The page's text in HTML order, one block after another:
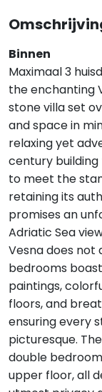
Binnen
Maximaal 3
the enchanting
stone villa set
and space in
relaxing yet
century
to meet the
retaining its
promises an
Adriatic Sea
Vesna does not
bedrooms
paintings,
floors, and
ensuring every
picturesque.
double
upper floor, all